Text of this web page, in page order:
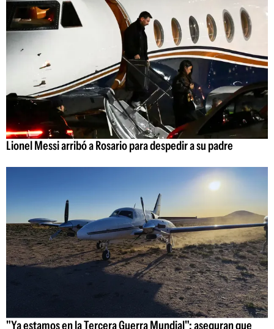
Lionel Messi arribó a Rosario para despedir a su padre
"Ya estamos en la Tercera Guerra Mundial": aseguran que